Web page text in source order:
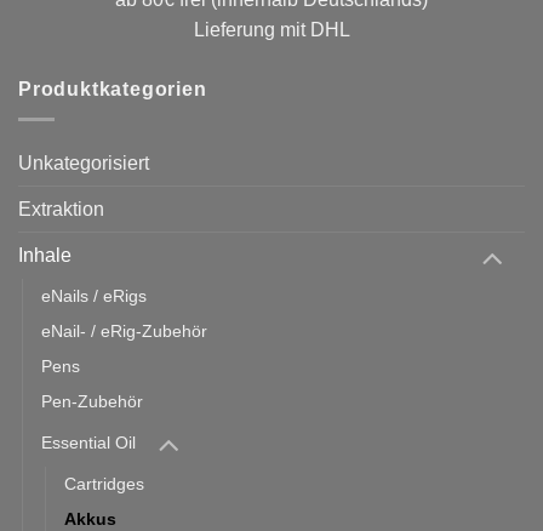
Lieferung mit DHL
Produktkategorien
Unkategorisiert
Extraktion
Inhale
eNails / eRigs
eNail- / eRig-Zubehör
Pens
Pen-Zubehör
Essential Oil
Cartridges
Akkus